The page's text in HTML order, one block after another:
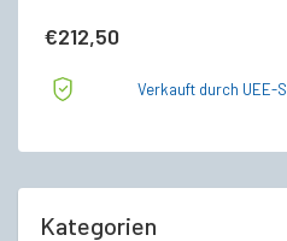
€212,50
Verkauft durch UEE-
Kategorien